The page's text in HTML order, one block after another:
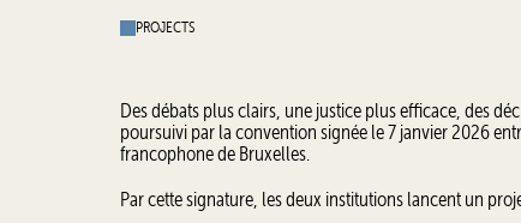
PROJECTS
Des débats plus clairs, une justice plus efficace, des
poursuivi par la convention signée le 7 janvier 2026
francophone de Bruxelles.
Par cette signature, les deux institutions lancent un